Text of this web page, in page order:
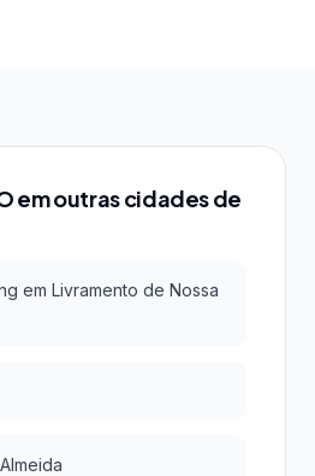
Maps com investimento
em outras cidades de
em Livramento de Nossa